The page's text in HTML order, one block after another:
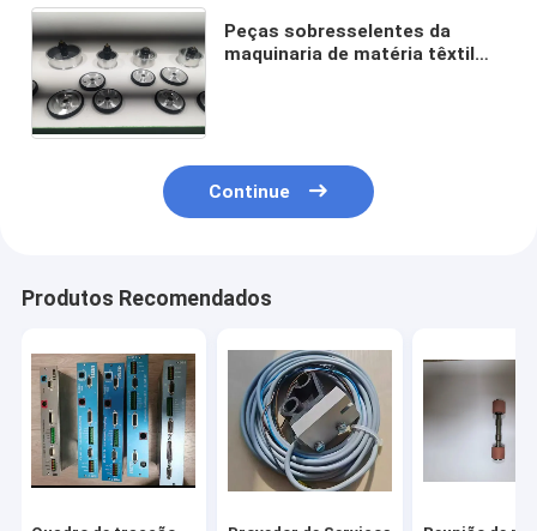
Peças sobresselentes da
maquinaria de matéria têxtil
Continue
Produtos Recomendados